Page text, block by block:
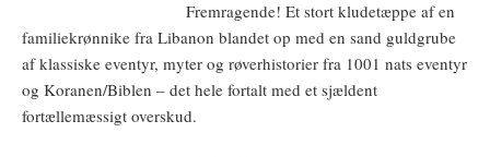
Fremragende! Et stort kludetæppe af en
familiekrønnike fra Libanon blandet op med en sand guldgrube
af klassiske eventyr, myter og røverhistorier fra 1001 nats eventyr
og Koranen/Biblen – det hele fortalt med et sjældent
fortællemæssigt overskud.